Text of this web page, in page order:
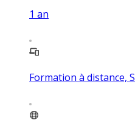
1 an
Formation à distance,